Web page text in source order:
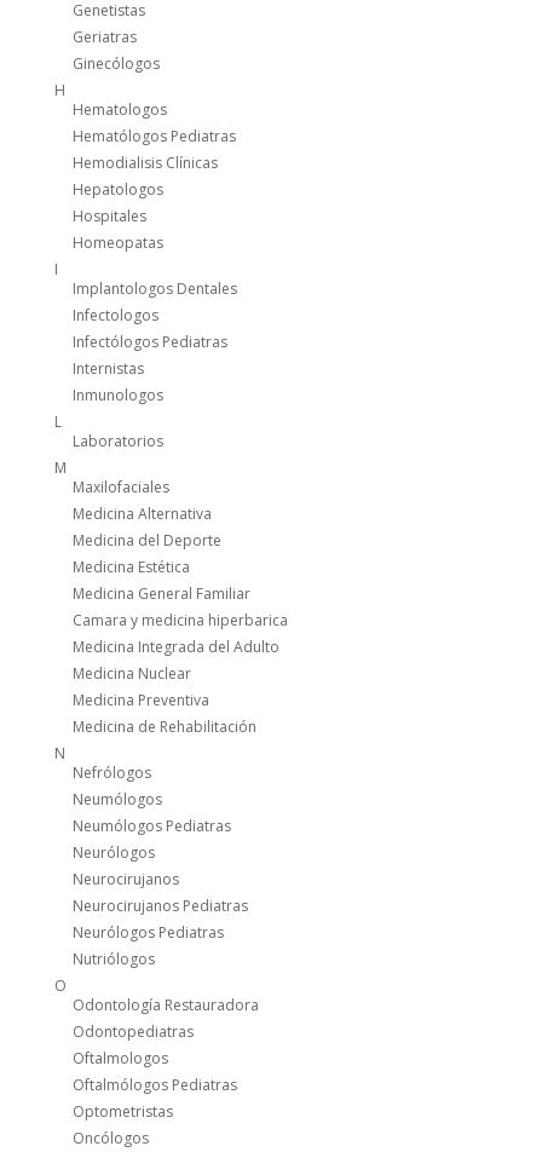
Genetistas
Geriatras
Ginecólogos
H
Hematologos
Hematólogos Pediatras
Hemodialisis Clínicas
Hepatologos
Hospitales
Homeopatas
I
Implantologos Dentales
Infectologos
Infectólogos Pediatras
Internistas
Inmunologos
L
Laboratorios
M
Maxilofaciales
Medicina Alternativa
Medicina del Deporte
Medicina Estética
Medicina General Familiar
Camara y medicina hiperbarica
Medicina Integrada del Adulto
Medicina Nuclear
Medicina Preventiva
Medicina de Rehabilitación
N
Nefrólogos
Neumólogos
Neumólogos Pediatras
Neurólogos
Neurocirujanos
Neurocirujanos Pediatras
Neurólogos Pediatras
Nutriólogos
O
Odontología Restauradora
Odontopediatras
Oftalmologos
Oftalmólogos Pediatras
Optometristas
Oncólogos